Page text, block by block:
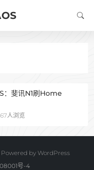
：斐讯N1刷Home
人浏览
by WordPress
号-4